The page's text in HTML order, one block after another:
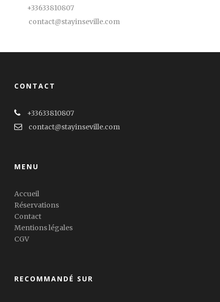
+33633810807
contact@stayinseville.com
CONTACT
+33633810807
contact@stayinseville.com
MENU
Accueil
Réservations
Contact
Mentions légales
CGV
RECOMMANDÉ SUR